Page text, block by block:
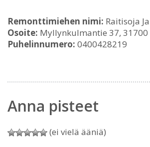
Remonttimiehen nimi: Raitisoja
Osoite: Myllynkulmantie 37, 31700
Puhelinnumero: 0400428219
Anna pisteet
(ei vielä ääniä)